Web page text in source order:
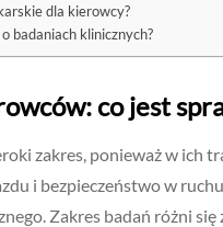
dla kierowcy?
badaniach klinicznych?
co jest
zakres, ponieważ w ich
i bezpieczeństwo w
Zakres badań różni